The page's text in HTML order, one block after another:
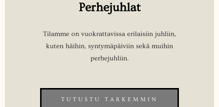
Perhejuhlat
Tilamme on vuokrattavissa erilaisiin juhliin,
kuten häihin, syntymäpäiviin sekä muihin
perhejuhliin.
TUTUSTU TARKEMMIN